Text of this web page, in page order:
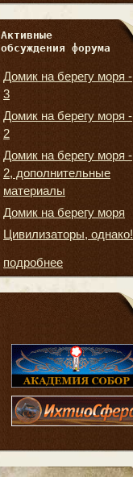
Активные
обсуждения форума
Домик на берегу моря -
3
Домик на берегу моря -
2
Домик на берегу моря -
2, дополнительные
материалы
Домик на берегу моря
Цивилизаторы, однако!
подробнее